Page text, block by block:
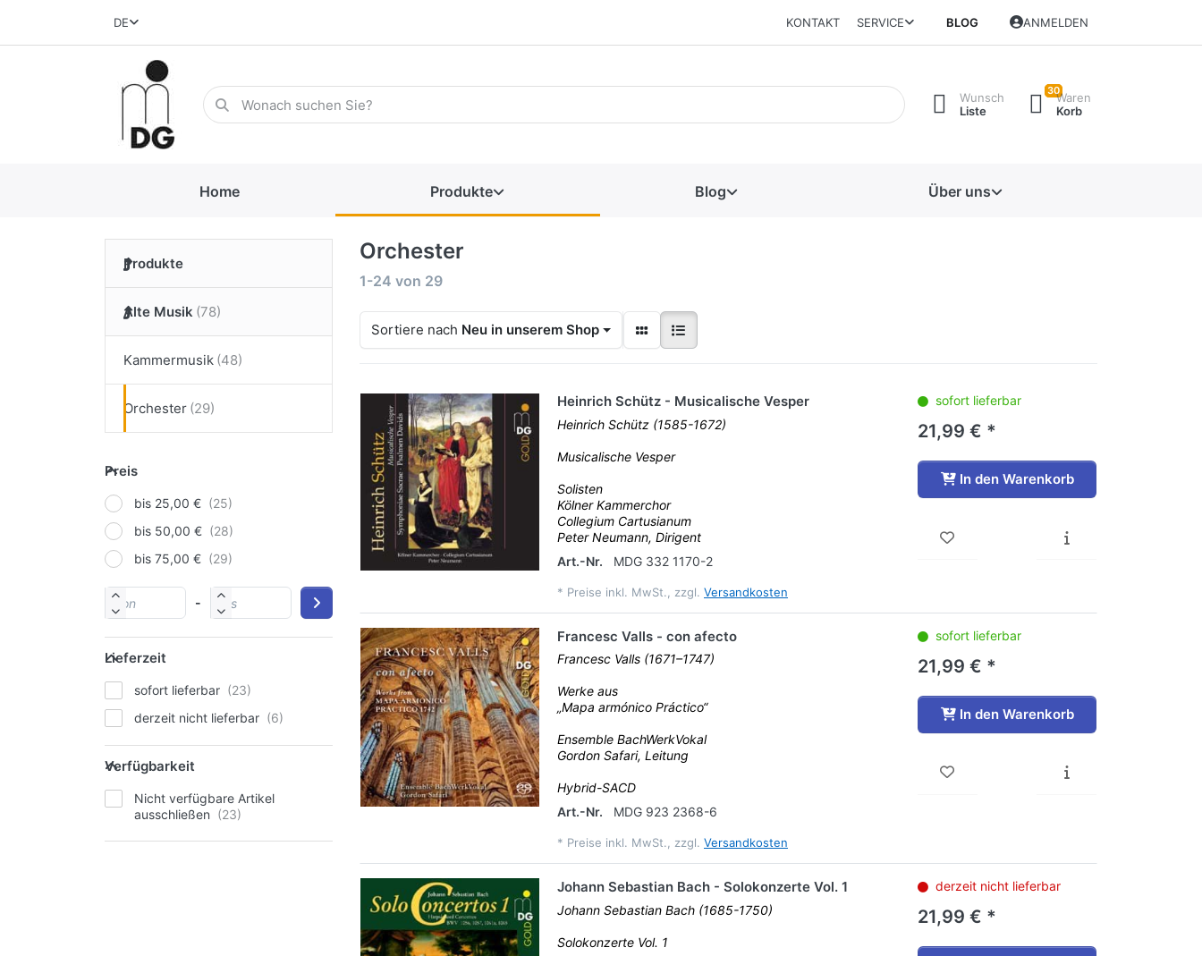
DE KONTAKT SERVICE BLOG ANMELDEN
Wunsch
Liste
30Waren
Korb
Home Produkte Blog Über uns
Produkte
Alte Musik
Kammermusik
Orchester
Preis
bis 25,00 €
bis 50,00 €
bis 75,00 €
-
Lieferzeit
sofort lieferbar
derzeit nicht lieferbar
Verfügbarkeit
Nicht verfügbare Artikel
ausschließen
Orchester
1-24 von 29
Sortiere nach Neu in unserem Shop
Heinrich Schütz - Musicalische Vesper
Heinrich Schütz (1585-1672)
Musicalische Vesper
Solisten
Kölner Kammerchor
Collegium Cartusianum
Peter Neumann, Dirigent
Art.-Nr.
MDG 332 1170-2
* Preise inkl. MwSt., zzgl. Versandkosten
sofort lieferbar
21,99 € *
In den Warenkorb
Francesc Valls - con afecto
Francesc Valls (1671–1747)
Werke aus
„Mapa armónico Práctico“
Ensemble BachWerkVokal
Gordon Safari, Leitung
Hybrid-SACD
Art.-Nr.
MDG 923 2368-6
* Preise inkl. MwSt., zzgl. Versandkosten
sofort lieferbar
21,99 € *
In den Warenkorb
Johann Sebastian Bach - Solokonzerte Vol. 1
Johann Sebastian Bach (1685-1750)
Solokonzerte Vol. 1
derzeit nicht lieferbar
21,99 € *